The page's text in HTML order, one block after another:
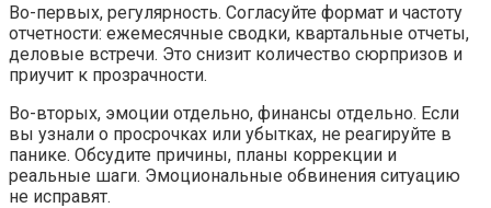
Во-первых, регулярность. Согласуйте формат и частоту
отчетности: ежемесячные сводки, квартальные отчеты,
деловые встречи. Это снизит количество сюрпризов и
приучит к прозрачности.
Во-вторых, эмоции отдельно, финансы отдельно. Если
вы узнали о просрочках или убытках, не реагируйте в
панике. Обсудите причины, планы коррекции и
реальные шаги. Эмоциональные обвинения ситуацию
не исправят.